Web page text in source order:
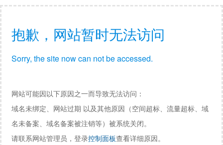
抱歉，网站暂时无法访问
Sorry, the site now can not be accessed.
网站可能因以下原因之一而导致无法访问：
域名未绑定、网站过期 以及其他原因（空间超标、流量超标、域
名未备案、域名备案被注销等）被系统关闭。
请联系网站管理员，登录控制面板查看详细原因。